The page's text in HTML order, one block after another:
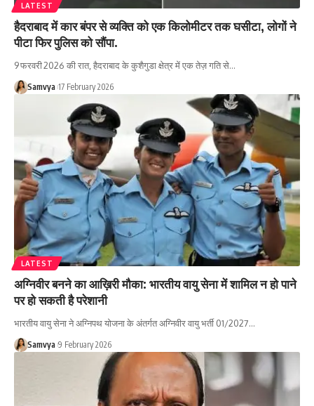
LATEST
हैदराबाद में कार बंपर से व्यक्ति को एक किलोमीटर तक घसीटा, लोगों ने
पीटा फिर पुलिस को सौंपा.
9 फरवरी 2026 की रात, हैदराबाद के कुशैगुडा क्षेत्र में एक तेज़ गति से…
Samvya 17 February 2026
LATEST
अग्निवीर बनने का आख़िरी मौका: भारतीय वायु सेना में शामिल न हो पाने
पर हो सकती है परेशानी
भारतीय वायु सेना ने अग्निपथ योजना के अंतर्गत अग्निवीर वायु भर्ती 01/2027…
Samvya 9 February 2026